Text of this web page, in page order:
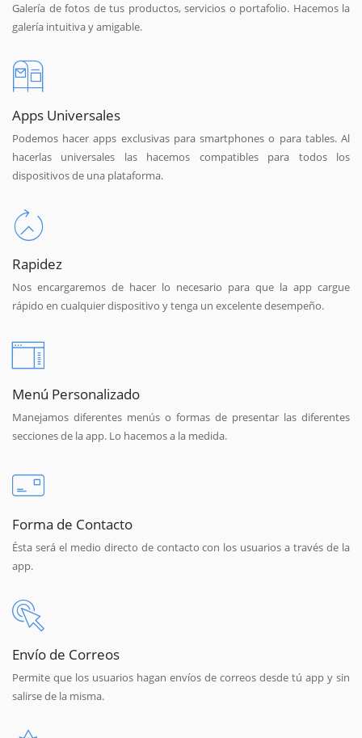
Galería de fotos de tus productos, servicios o portafolio. Hacemos la
galería intuitiva y amigable.
Apps Universales
Podemos hacer apps exclusivas para smartphones o para tables. Al
hacerlas universales las hacemos compatibles para todos los
dispositivos de una plataforma.
Rapidez
Nos encargaremos de hacer lo necesario para que la app cargue
rápido en cualquier dispositivo y tenga un excelente desempeño.
Menú Personalizado
Manejamos diferentes menús o formas de presentar las diferentes
secciones de la app. Lo hacemos a la medida.
Forma de Contacto
Ésta será el medio directo de contacto con los usuarios a través de la
app.
Envío de Correos
Permite que los usuarios hagan envíos de correos desde tú app y sin
salirse de la misma.